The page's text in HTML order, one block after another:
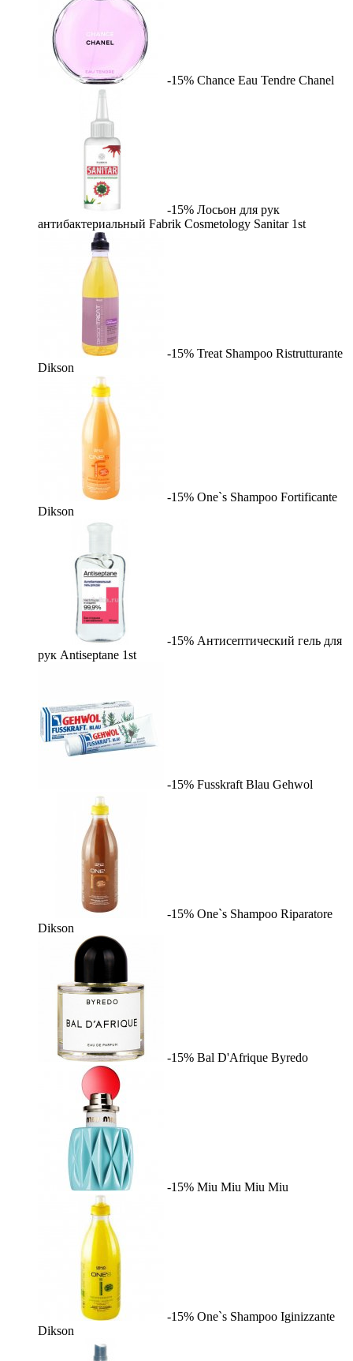
-15% Chance Eau Tendre Chanel
-15% Лосьон для рук
антибактериальный Fabrik Cosmetology Sanitar 1st
-15% Treat Shampoo Ristrutturante
Dikson
-15% One`s Shampoo Fortificante
Dikson
-15% Антисептический гель для
рук Antiseptane 1st
-15% Fusskraft Blau Gehwol
-15% One`s Shampoo Riparatore
Dikson
-15% Bal D'Afrique Byredo
-15% Miu Miu Miu Miu
-15% One`s Shampoo Iginizzante
Dikson